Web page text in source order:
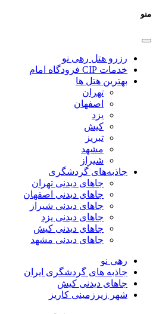
منو
رزرو هتل رهی نو
خدمات CIP فرودگاه امام
بهترین هتل ها
تهران
اصفهان
یزد
کیش
تبریز
مشهد
شیراز
جاذبه‌های گردشگری
جاهای دیدنی تهران
جاهای دیدنی اصفهان
جاهای دیدنی شیراز
جاهای دیدنی یزد
جاهای دیدنی کیش
جاهای دیدنی مشهد
رهی نو
جاذبه های گردشگری ایران
جاهای دیدنی کیش
شهر زیرزمینی کاریز